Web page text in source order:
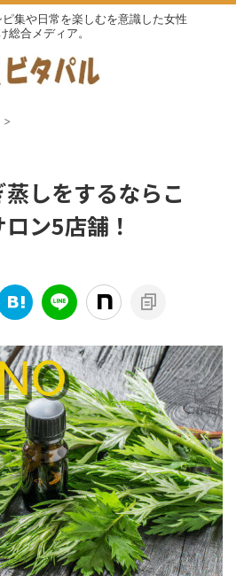
集や日常を楽しむを意識した女性
総合メディア。
>
しをするならこ
ン5店舗！